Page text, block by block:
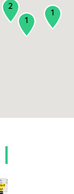
1
1
2